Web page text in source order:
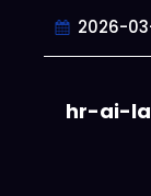
2026-
hr-ai-